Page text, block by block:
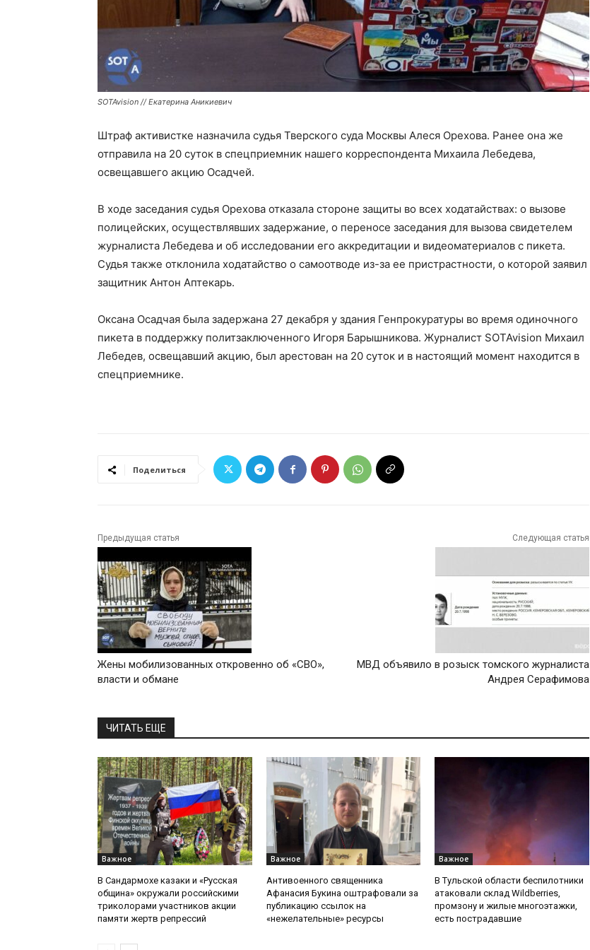
SOTAvision // Екатерина Аникиевич
Штраф активистке назначила судья Тверского суда Москвы Алеся Орехова. Ранее она же
отправила на 20 суток в спецприемник нашего корреспондента Михаила Лебедева,
освещавшего акцию Осадчей.
В ходе заседания судья Орехова отказала стороне защиты во всех ходатайствах: о вызове
полицейских, осуществлявших задержание, о переносе заседания для вызова свидетелем
журналиста Лебедева и об исследовании его аккредитации и видеоматериалов с пикета.
Судья также отклонила ходатайство о самоотводе из-за ее пристрастности, о которой заявил
защитник Антон Аптекарь.
Оксана Осадчая была задержана 27 декабря у здания Генпрокуратуры во время одиночного
пикета в поддержку политзаключенного Игоря Барышникова. Журналист SOTAvision Михаил
Лебедев, освещавший акцию, был арестован на 20 суток и в настоящий момент находится в
спецприемнике.
Поделиться
Предыдущая статья
Жены мобилизованных откровенно об «СВО»,
власти и обмане
Следующая статья
МВД объявило в розыск томского журналиста
Андрея Серафимова
ЧИТАТЬ ЕЩЕ
Важное
В Сандармохе казаки и «Русская
община» окружали российскими
триколорами участников акции
памяти жертв репрессий
Важное
Антивоенного священника
Афанасия Букина оштрафовали за
публикацию ссылок на
«нежелательные» ресурсы
Важное
В Тульской области беспилотники
атаковали склад Wildberries,
промзону и жилые многоэтажки,
есть пострадавшие